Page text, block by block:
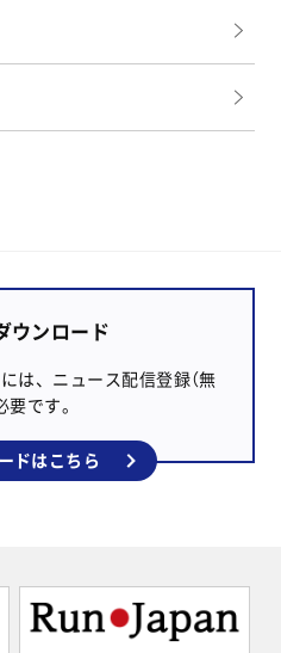
ウンロード
は、ニュース配信登録（無
要です。
ドはこちら